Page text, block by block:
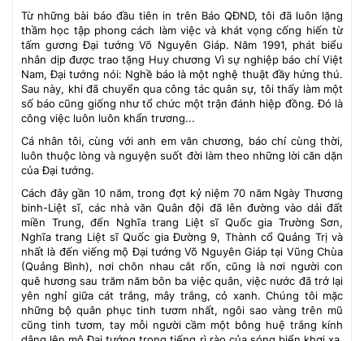
Từ những bài báo đầu tiên in trên Báo QĐND, tôi đã luôn lặng
thầm học tập phong cách làm việc và khát vọng cống hiến từ
tấm gương Đại tướng Võ Nguyên Giáp. Năm 1991, phát biểu
nhân dịp được trao tặng Huy chương Vì sự nghiệp báo chí Việt
Nam, Đại tướng nói: Nghề báo là một nghệ thuật đầy hứng thú.
Sau này, khi đã chuyển qua công tác quân sự, tôi thấy làm một
số báo cũng giống như tổ chức một trận đánh hiệp đồng. Đó là
công việc luôn luôn khẩn trương...
Cá nhân tôi, cùng với anh em văn chương, báo chí cùng thời,
luôn thuộc lòng và nguyện suốt đời làm theo những lời căn dặn
của Đại tướng.
Cách đây gần 10 năm, trong đợt kỷ niệm 70 năm Ngày Thương
binh-Liệt sĩ, các nhà văn Quân đội đã lên đường vào dải đất
miền Trung, đến Nghĩa trang Liệt sĩ Quốc gia Trường Sơn,
Nghĩa trang Liệt sĩ Quốc gia Đường 9, Thành cổ Quảng Trị và
nhất là đến viếng mộ Đại tướng Võ Nguyên Giáp tại Vũng Chùa
(Quảng Bình), nơi chôn nhau cắt rốn, cũng là nơi người con
quê hương sau trăm năm bôn ba việc quân, việc nước đã trở lại
yên nghỉ giữa cát trắng, mây trắng, cỏ xanh. Chúng tôi mặc
những bộ quân phục tinh tươm nhất, ngôi sao vàng trên mũ
cũng tinh tươm, tay mỗi người cầm một bông huệ trắng kính